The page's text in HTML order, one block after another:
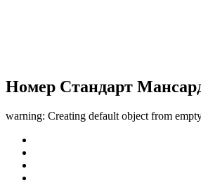
Номер Стандарт
warning: Creating default object from